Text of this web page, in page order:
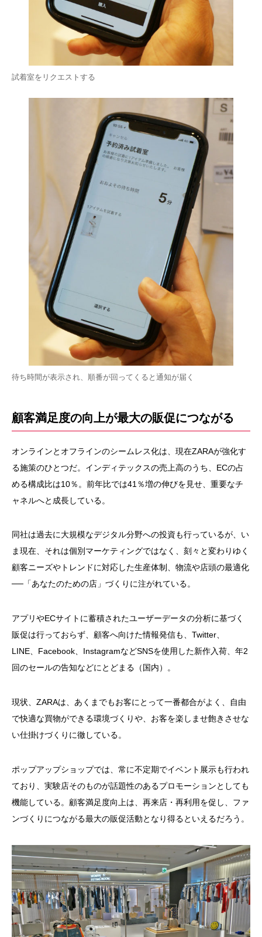
試着室をリクエストする
待ち時間が表示され、順番が回ってくると通知が届く
顧客満足度の向上が最大の販促につながる
オンラインとオフラインのシームレス化は、現在ZARAが強化す
る施策のひとつだ。インディテックスの売上高のうち、ECの占
める構成比は10％。前年比では41％増の伸びを見せ、重要なチ
ャネルへと成長している。
同社は過去に大規模なデジタル分野への投資も行っているが、い
ま現在、それは個別マーケティングではなく、刻々と変わりゆく
顧客ニーズやトレンドに対応した生産体制、物流や店頭の最適化
──「あなたのための店」づくりに注がれている。
アプリやECサイトに蓄積されたユーザーデータの分析に基づく
販促は行っておらず、顧客へ向けた情報発信も、Twitter、
LINE、Facebook、InstagramなどSNSを使用した新作入荷、年2
回のセールの告知などにとどまる（国内）。
現状、ZARAは、あくまでもお客にとって一番都合がよく、自由
で快適な買物ができる環境づくりや、お客を楽しませ飽きさせな
い仕掛けづくりに徹している。
ポップアップショップでは、常に不定期でイベント展示も行われ
ており、実験店そのものが話題性のあるプロモーションとしても
機能している。顧客満足度向上は、再来店・再利用を促し、ファ
ンづくりにつながる最大の販促活動となり得るといえるだろう。